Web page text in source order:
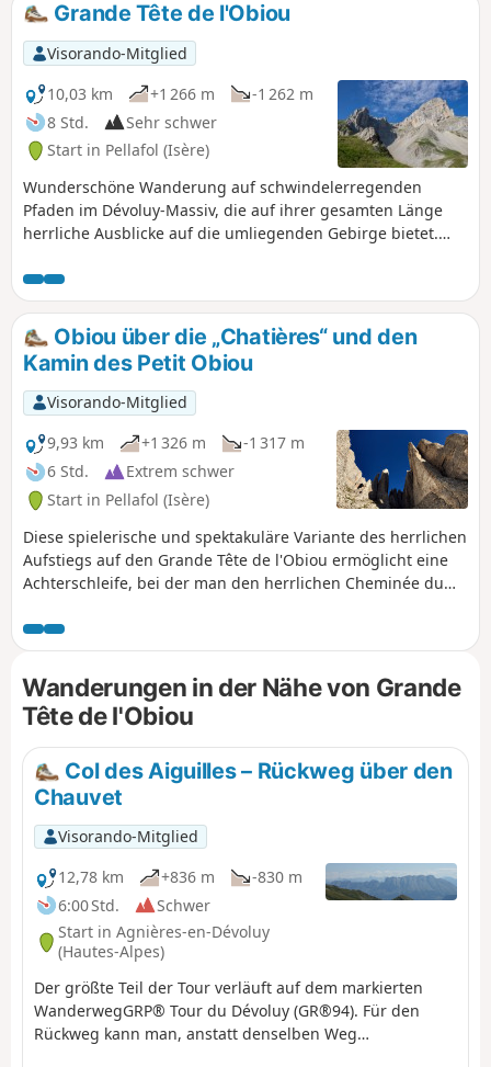
Grande Tête de l'Obiou
Visorando-Mitglied
10,03 km
+1 266 m
-1 262 m
8 Std.
Sehr schwer
Start in Pellafol (Isère)
Wunderschöne Wanderung auf schwindelerregenden
Pfaden im Dévoluy-Massiv, die auf ihrer gesamten Länge
herrliche Ausblicke auf die umliegenden Gebirge bietet.
Diese Tour ist nur für sehr ergehene Wanderer geeignet
und erfordert das Tragen eines Helms. Es wird außerdem
empfohlen, sie nur bei gutem Wetter zu unternehmen.
Obiou über die „Chatières“ und den
Kamin des Petit Obiou
Visorando-Mitglied
9,93 km
+1 326 m
-1 317 m
6 Std.
Extrem schwer
Start in Pellafol (Isère)
Diese spielerische und spektakuläre Variante des herrlichen
Aufstiegs auf den Grande Tête de l'Obiou ermöglicht eine
Achterschleife, bei der man den herrlichen Cheminée du
dieses wilden Gipfels eingeklemmt ist, und sich dann durch
die beiden Schlupflöcher der Ostwand des Grand Obiou
schlängelt. Einige kurze, einfache Kletterpassagen (maximal
3c) und eine Route, die größtenteils abseits der Wege
verläuft, verleihen der Wanderung einen Hauch von wildem
Abenteuer.
Wanderungen in der Nähe von Grande
Tête de l'Obiou
Col des Aiguilles – Rückweg über den
Chauvet
Visorando-Mitglied
12,78 km
+836 m
-830 m
6:00 Std.
Schwer
Start in Agnières-en-Dévoluy
(Hautes-Alpes)
Der größte Teil der Tour verläuft auf dem markierten
WanderwegGRP® Tour du Dévoluy (GR®94). Für den
Rückweg kann man, anstatt denselben Weg